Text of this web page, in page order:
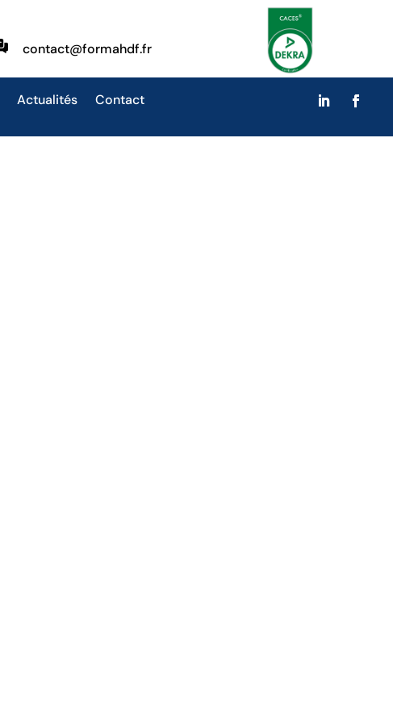
contact@formahdf.fr
Actualités
Contact